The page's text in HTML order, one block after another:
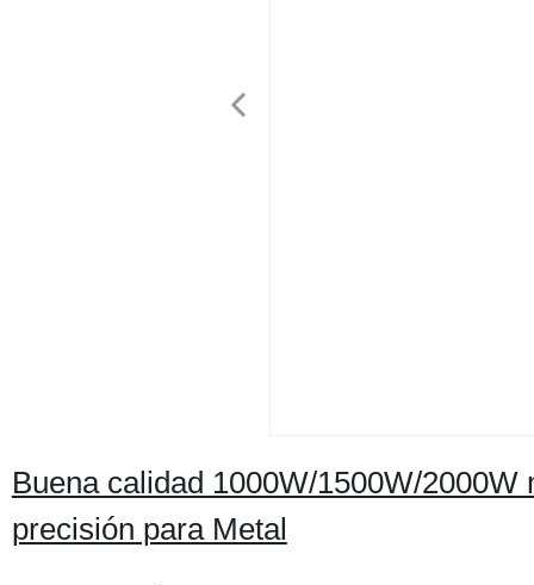
Buena calidad 1000W/1500W/
precisión para Metal